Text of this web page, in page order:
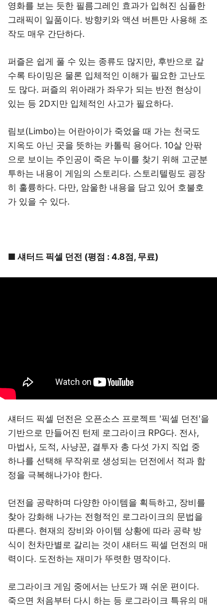
영화를 보는 듯한 필름그레인 효과가 입혀진 심플한
그래픽이 일품이다. 방향키와 액션 버튼만 사용해 조
작도 매우 간단하다.
퍼즐은 쉽게 풀 수 있는 종류도 많지만, 후반으로 갈
수록 타이밍은 물론 입체적인 이해가 필요한 고난도
도 많다. 퍼즐의 위아래가 좌우가 되는 반전 현상이
있는 등 2D지만 입체적인 사고가 필요하다.
림보(Limbo)는 어란아이가 죽었을 때 가는 천국도
지옥도 아닌 곳을 뜻하는 카톨릭 용어다. 10살 안팎
으로 보이는 주인공이 죽은 누이를 찾기 위해 고군분
투하는 내용이 게임의 스토리다. 스토리텔링도 굉장
히 훌륭하다. 다만, 암울한 내용을 담고 있어 호불호
가 있을 수 있다.
■ 섀터드 픽셀 던전 (평점 : 4.8점, 무료)
섀터드 픽셀 던전은 오픈소스 프로젝트 '픽셀 던전'을
기반으로 만들어진 턴제 로그라이크 RPG다. 전사,
마법사, 도적, 사냥꾼, 결투자 총 다섯 가지 직업 중
하나를 선택해 무작위로 생성되는 던전에서 적과 함
정을 극복해나가야 한다.
던전을 공략하며 다양한 아이템을 획득하고, 장비를
찾아 강화해 나가는 전형적인 로그라이크의 문법을
따른다. 현재의 장비와 아이템 상황에 따라 공략 방
식이 천차만별로 갈리는 것이 섀터드 픽셀 던전의 매
력이다. 도전하는 재미가 뚜렷한 명작이다.
로그라이크 게임 중에서는 난도가 꽤 쉬운 편이다.
죽으면 처음부터 다시 하는 등 로그라이크 특유의 매